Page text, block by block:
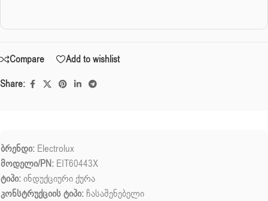
Compare
Add to wishlist
Share:
ბრენდი: Electrolux
მოდელი/PN: EIT60443X
ტიპი:ინდუქციური ქურა
კონსტრუქციის ტიპი: ჩასაშენებელი